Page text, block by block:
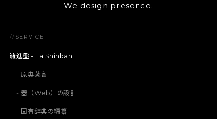
We design presence.
// SERVICE
羅進盤 - La Shinban
原典蒸留
器（Web）の設計
固有辞典の編纂